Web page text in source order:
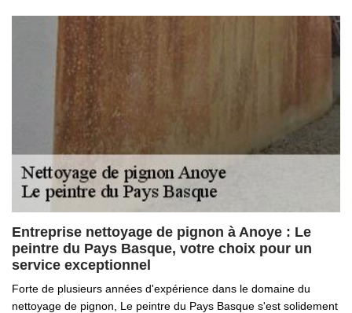
Entreprise nettoyage de pignon à Anoye : Le
peintre du Pays Basque, votre choix pour un
service exceptionnel
Forte de plusieurs années d'expérience dans le domaine du
nettoyage de pignon, Le peintre du Pays Basque s'est solidement